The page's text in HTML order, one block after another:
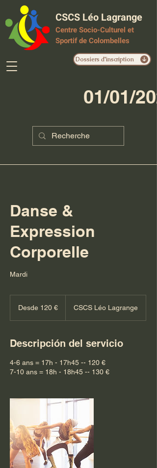
Dossiers d'inscription
CSCS Léo Lagrange
Centre Socio-Culturel et
Sportif de Colombelles
01/01/
Danse &
Expression
Corporelle
Mardi
eurosDesde 120 € CSCS Léo Lagrange
Descripción del servicio
4-6 ans = 17h - 17h45 -- 120 €
7-10 ans = 18h - 18h45 -- 130 €